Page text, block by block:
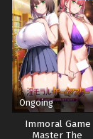
Ongoing
Immoral Game
Master The